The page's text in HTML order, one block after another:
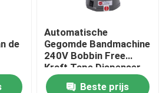
de
Automatische
Gegomde Bandmachine
240V Bobbin Free
Kraft Tape Dispenser
Beste prijs